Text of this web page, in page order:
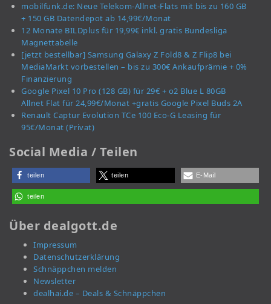
mobilfunk.de: Neue Telekom-Allnet-Flats mit bis zu 160 GB
+ 150 GB Datendepot ab 14,99€/Monat
12 Monate BILDplus für 19,99€ inkl. gratis Bundesliga
Magnettabelle
[jetzt bestellbar] Samsung Galaxy Z Fold8 & Z Flip8 bei
MediaMarkt vorbestellen – bis zu 300€ Ankaufprämie + 0%
Finanzierung
Google Pixel 10 Pro (128 GB) für 29€ + o2 Blue L 80GB
Allnet Flat für 24,99€/Monat +gratis Google Pixel Buds 2A
Renault Captur Evolution TCe 100 Eco-G Leasing für
95€/Monat (Privat)
Social Media / Teilen
teilen teilen E-Mail
teilen
Über dealgott.de
Impressum
Datenschutzerklärung
Schnäppchen melden
Newsletter
dealhai.de – Deals & Schnäppchen